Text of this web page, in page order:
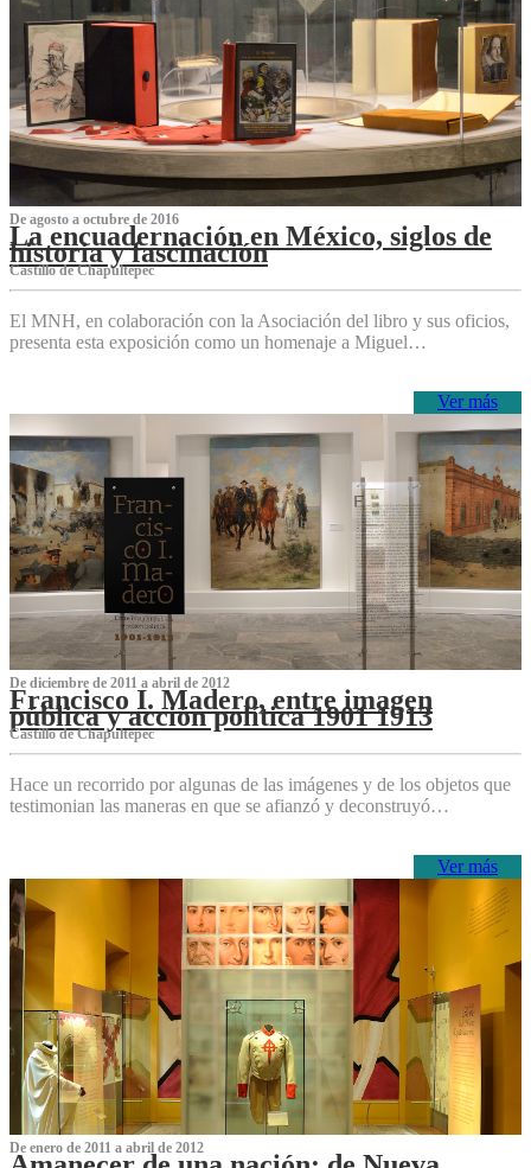
De agosto a octubre de 2016
La encuadernación en México, siglos de
historia y fascinación
Castillo de Chapultepec
El MNH, en colaboración con la Asociación del libro y sus oficios,
presenta esta exposición como un homenaje a Miguel…
Ver más
De diciembre de 2011 a abril de 2012
Francisco I. Madero, entre imagen
pública y acción política 1901 1913
Castillo de Chapultepec
Hace un recorrido por algunas de las imágenes y de los objetos que
testimonian las maneras en que se afianzó y deconstruyó…
Ver más
De enero de 2011 a abril de 2012